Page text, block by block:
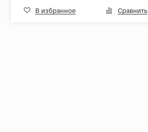
В избранное Сравнить